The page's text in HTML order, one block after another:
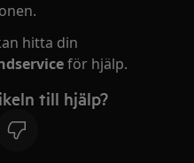
hitta din
för hjälp.
till hjälp?